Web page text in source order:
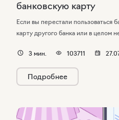
банковскую карту
Если вы перестали пользоваться
карту другого банка или в целом
по истечении срока действия:
мобильный банк, пени за не до
продолжат начисляться до
Подробнее
3 мин. 103711